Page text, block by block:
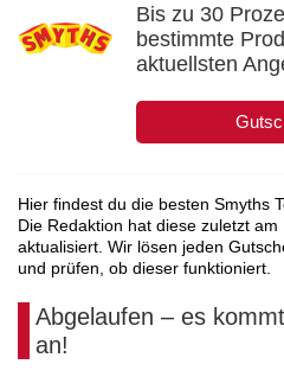
Bis zu 30
bestimmte
aktuellsten
Hier findest du die besten Smyths
Die Redaktion hat diese zuletzt am
aktualisiert. Wir lösen jeden
und prüfen, ob dieser funktioniert.
Abgelaufen – es
an!